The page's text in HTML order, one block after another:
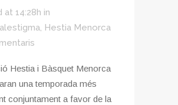
at 14:28h in
, Hestia Menorca
Hestia i Bàsquet Menorca
una temporada més
conjuntament a favor de la